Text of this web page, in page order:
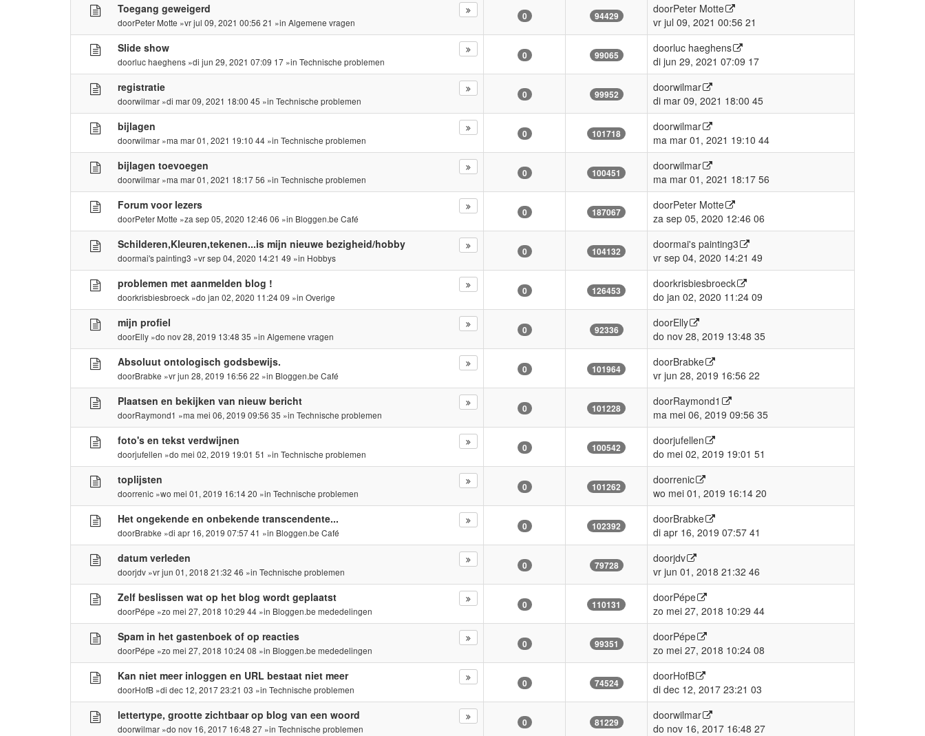
Toegang geweigerd
doorPeter Motte »vr jul 09, 2021 00:56 21 »inAlgemene vragen
0 94429
doorPeter Motte
vr jul 09, 2021 00:56 21
Slide show
doorluc haeghens »di jun 29, 2021 07:09 17 »inTechnische problemen
0 99065
doorluc haeghens
di jun 29, 2021 07:09 17
registratie
doorwilmar »di mar 09, 2021 18:00 45 »inTechnische problemen
0 99952
doorwilmar
di mar 09, 2021 18:00 45
bijlagen
doorwilmar »ma mar 01, 2021 19:10 44 »inTechnische problemen
0 101718
doorwilmar
ma mar 01, 2021 19:10 44
bijlagen toevoegen
doorwilmar »ma mar 01, 2021 18:17 56 »inTechnische problemen
0 100451
doorwilmar
ma mar 01, 2021 18:17 56
Forum voor lezers
doorPeter Motte »za sep 05, 2020 12:46 06 »in Bloggen.be Café
0 187067
doorPeter Motte
za sep 05, 2020 12:46 06
Schilderen,Kleuren,tekenen...is mijn nieuwe bezigheid/hobby
doormai's painting3 »vr sep 04, 2020 14:21 49 »in Hobbys
0 104132
doormai's painting3
vr sep 04, 2020 14:21 49
problemen met aanmelden blog !
doorkrisbiesbroeck »do jan 02, 2020 11:24 09 »inOverige
0 126453
doorkrisbiesbroeck
do jan 02, 2020 11:24 09
mijn profiel
doorElly »do nov 28, 2019 13:48 35 »inAlgemene vragen
0 92336
doorElly
do nov 28, 2019 13:48 35
Absoluut ontologisch godsbewijs.
doorBrabke »vr jun 28, 2019 16:56 22 »in Bloggen.be Café
0 101964
doorBrabke
vr jun 28, 2019 16:56 22
Plaatsen en bekijken van nieuw bericht
doorRaymond1 »ma mei 06, 2019 09:56 35 »inTechnische problemen
0 101228
doorRaymond1
ma mei 06, 2019 09:56 35
foto's en tekst verdwijnen
doorjufellen »do mei 02, 2019 19:01 51 »inTechnische problemen
0 100542
doorjufellen
do mei 02, 2019 19:01 51
toplijsten
doorrenic »wo mei 01, 2019 16:14 20 »inTechnische problemen
0 101262
doorrenic
wo mei 01, 2019 16:14 20
Het ongekende en onbekende transcendente...
doorBrabke »di apr 16, 2019 07:57 41 »in Bloggen.be Café
0 102392
doorBrabke
di apr 16, 2019 07:57 41
datum verleden
doorjdv »vr jun 01, 2018 21:32 46 »inTechnische problemen
0 79728
doorjdv
vr jun 01, 2018 21:32 46
Zelf beslissen wat op het blog wordt geplaatst
doorPépe »zo mei 27, 2018 10:29 44 »in Bloggen.be mededelingen
0 110131
doorPépe
zo mei 27, 2018 10:29 44
Spam in het gastenboek of op reacties
doorPépe »zo mei 27, 2018 10:24 08 »in Bloggen.be mededelingen
0 99351
doorPépe
zo mei 27, 2018 10:24 08
Kan niet meer inloggen en URL bestaat niet meer
doorHofB »di dec 12, 2017 23:21 03 »inTechnische problemen
0 74524
doorHofB
di dec 12, 2017 23:21 03
lettertype, grootte zichtbaar op blog van een woord
doorwilmar »do nov 16, 2017 16:48 27 »inTechnische problemen
0 81229
doorwilmar
do nov 16, 2017 16:48 27